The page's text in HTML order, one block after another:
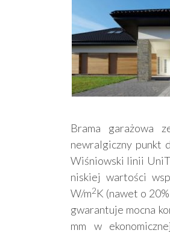
Brama garażowa
newralgiczny punkt
Wiśniowski linii
niskiej wartości
W/m2K (nawet o
gwarantuje mocna
mm w